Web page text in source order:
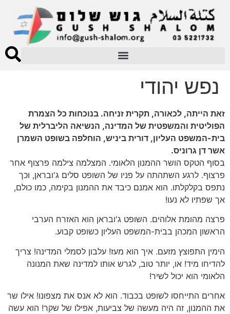
נפש יהודי
זאת הייתה, לכאורה, תקרית זניחה. בנוכחות כל הצמרת
הפוליטית והמשפטית של המדינה, הנשיאה הליברלית של
בית-המשפט העליון, דורית ביניש, הוחלפה בשופט השמרן
אשר דן גרוניס.
בסוף הטקס הושר ההמנון הלאומי. המצלמה צילמה פרצוף אחר
פרצוף. לרגע השתהתה על פניו של השופט סלים ג'ובראן, וכך
נתפס בקלקלתו. הוא אמנם כיבד את ההמנון בקימה, כמו כולם,
אך שפתיו לא נעו!
פרצה מהומת אלוהים. השופט ג'ובראן הוא האזרח הערבי
הראשון המכהן בבית-המשפט העליון כשופט קבוע.
הימין התפוצץ מזעם. איך הוא מעז! עלבון לסמלי המדינה! צריך
להדיחו מיד! או, יותר טוב, לגרש אותו למדינה שאת המנונה
הלאומי הוא יכול לשיר!
אחרים התייחסו לשופט בכבוד. הוא לא אנס את מצפונו! אילו שר
את ההמנון, זה היה מעשה של צביעות, אפילו של שקר! הוא עשה